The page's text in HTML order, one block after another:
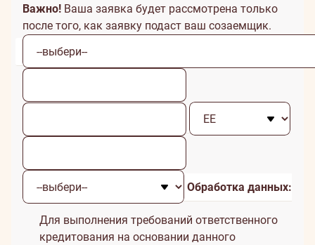
Важно! Ваша заявка будет рассмотрена только
после того, как заявку подаст ваш созаемщик.
Обработка данных:
Для выполнения требований ответственного
кредитования на основании данного